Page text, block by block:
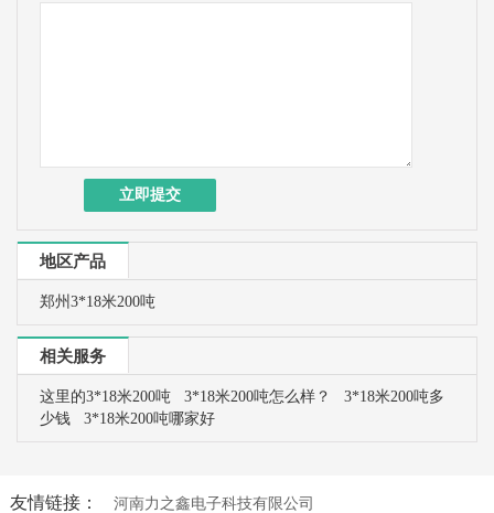
地区产品
郑州3*18米200吨
相关服务
这里的3*18米200吨 3*18米200吨怎么样？
3*18米200吨多
少钱
3*18米200吨哪家好
友情链接： 河南力之鑫电子科技有限公司